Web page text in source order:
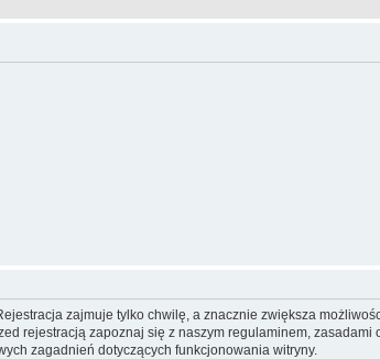
zajmuje tylko chwilę, a znacznie zwiększa
rejestracją zapoznaj się z naszym regulaminem,
zagadnień dotyczących funkcjonowania witryny.